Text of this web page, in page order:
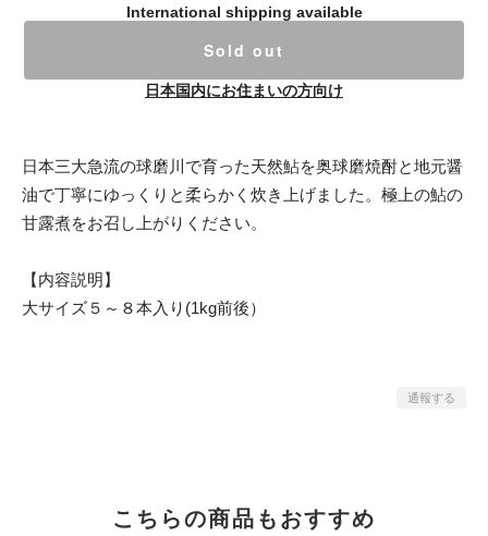
International shipping available
Sold out
日本国内にお住まいの方向け
日本三大急流の球磨川で育った天然鮎を奥球磨焼酎と地元醤
油で丁寧にゆっくりと柔らかく炊き上げました。極上の鮎の
甘露煮をお召し上がりください。
【内容説明】
大サイズ５～８本入り(1kg前後）
通報する
こちらの商品もおすすめ